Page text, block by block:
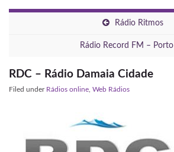
Rádio Ritmos
Rádio Record FM – Porto
RDC – Rádio Damaia Cidade
Filed under Rádios online Web Rádios